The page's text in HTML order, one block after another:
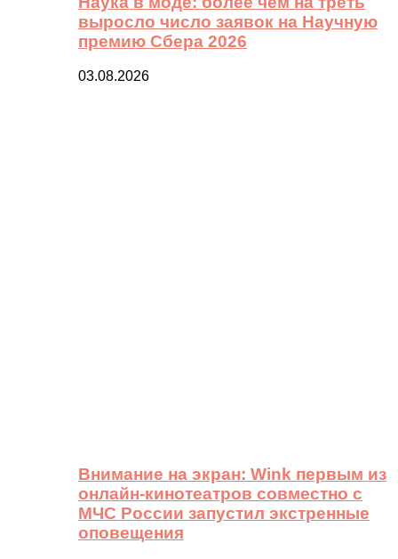
выросло число заявок на Научную
премию Сбера 2026
03.08.2026
Внимание на экран: Wink первым из
онлайн-кинотеатров совместно с
МЧС России запустил экстренные
оповещения